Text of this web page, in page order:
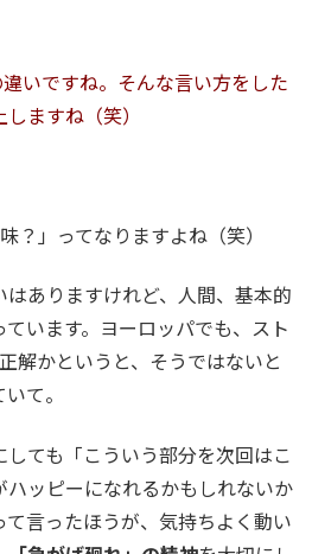
違いですね。そんな言い方をした
ますね（笑）
？」ってなりますよね（笑）
はありますけれど、人間、基本的
います。ヨーロッパでも、スト
解かというと、そうではないと
て。
ても「こういう部分を次回はこ
ハッピーになれるかもしれないか
て言ったほうが、気持ちよく動い